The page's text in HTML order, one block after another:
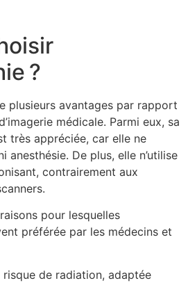
?
plusieurs avantages par rapport
médicale. Parmi eux, sa
très appréciée, car elle ne
anesthésie. De plus, elle n’utilise
contrairement aux
pour lesquelles
préférée par les médecins et
risque de radiation, adaptée